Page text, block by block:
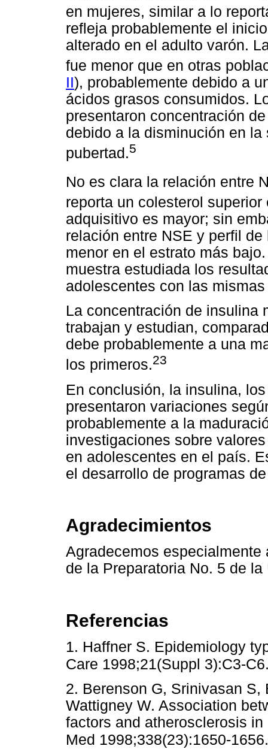
en mujeres, similar a lo
refleja probablemente el
alterado en el adulto varón.
fue menor que en otras
II), probablemente debido a
ácidos grasos consumidos.
presentaron concentración
debido a la disminución en
pubertad.5
No es clara la relación entre
reporta un colesterol superior
adquisitivo es mayor; sin
relación entre NSE y perfil
menor en el estrato más
muestra estudiada los
adolescentes con las
La concentración de insulina
trabajan y estudian,
debe probablemente a una
los primeros.23
En conclusión, la insulina,
presentaron variaciones
probablemente a la
investigaciones sobre
en adolescentes en el país.
el desarrollo de programas
Agradecimientos
Agradecemos
de la Preparatoria No. 5 de
Referencias
1. Haffner S. Epidemiology
Care 1998;21(Suppl 3):C3-
2. Berenson G, Srinivasan S,
Wattigney W. Association
factors and atherosclerosis
Med 1998;338(23):1650-1656.